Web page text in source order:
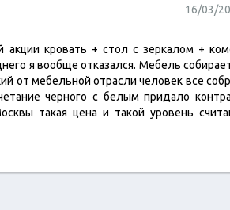
16/03/
акции кровать + стол с зеркалом +
я вообще отказался. Мебель
от мебельной отрасли человек все
черного с белым придало
такая цена и такой уровень